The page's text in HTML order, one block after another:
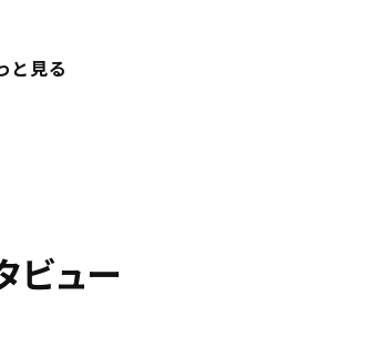
力し
反映さ
金の収支はもっと明確に教えてほし
と見る
ビュー